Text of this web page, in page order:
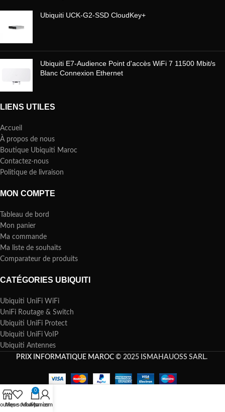
Ubiquiti UCK-G2-SSD CloudKey+
Ubiquiti E7-Audience Point d'accès WiFi 7 11500 Mbit/s
Blanc Connexion Ethernet
LIENS UTILES
Accueil
À propos de nous
Boutique Ubiquiti Maroc
Contactez-nous
Politique de livraison
MON COMPTE
Tableau de bord
Mon panier
Ma commande
Ma liste de souhaits
Comparateur de produits
CATÉGORIES UBIQUITI
Ubiquiti UniFi WiFi
UniFi Routage & Switch
Ubiquiti UniFi Protect
Ubiquiti UniFi VoIP
Ubiquiti Antennes
PRIX INFORMATIQUE MAROC © 2025 ISMAHAUOSS SARL.
Mes souhaits
0
Mon panier
Mon compte